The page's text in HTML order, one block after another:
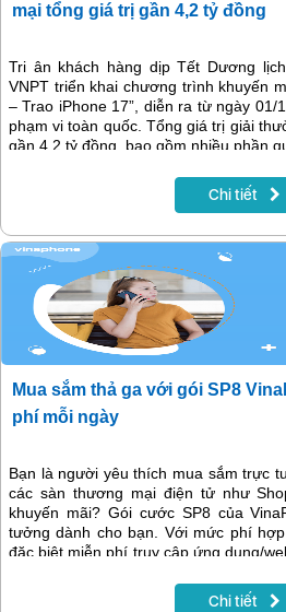
mại tổng giá trị gần 4,2 tỷ đồng
Tri ân khách hàng dịp Tết Dương
VNPT triển khai chương trình khuyến
– Trao iPhone 17”, diễn ra từ ngày 01/
phạm vi toàn quốc. Tổng giá trị giải
gần 4,2 tỷ đồng, bao gồm nhiều phần
Chi tiết
Mua sắm thả ga với gói SP8
phí mỗi ngày
Bạn là người yêu thích mua sắm trực
các sàn thương mại điện tử như
khuyến mãi? Gói cước SP8 của
tưởng dành cho bạn. Với mức phí
đặc biệt miễn phí truy cập ứng dụng/
Chi tiết